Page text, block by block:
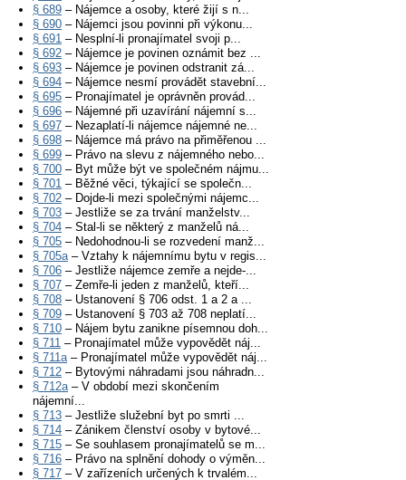
§ 689 – Nájemce a osoby, které žijí s n...
§ 690 – Nájemci jsou povinni při výkonu...
§ 691 – Nesplní-li pronajímatel svoji p...
§ 692 – Nájemce je povinen oznámit bez ...
§ 693 – Nájemce je povinen odstranit zá...
§ 694 – Nájemce nesmí provádět stavební...
§ 695 – Pronajímatel je oprávněn provád...
§ 696 – Nájemné při uzavírání nájemní s...
§ 697 – Nezaplatí-li nájemce nájemné ne...
§ 698 – Nájemce má právo na přiměřenou ...
§ 699 – Právo na slevu z nájemného nebo...
§ 700 – Byt může být ve společném nájmu...
§ 701 – Běžné věci, týkající se společn...
§ 702 – Dojde-li mezi společnými nájemc...
§ 703 – Jestliže se za trvání manželstv...
§ 704 – Stal-li se některý z manželů ná...
§ 705 – Nedohodnou-li se rozvedení manž...
§ 705a– Vztahy k nájemnímu bytu v regis...
§ 706 – Jestliže nájemce zemře a nejde-...
§ 707 – Zemře-li jeden z manželů, kteří...
§ 708 – Ustanovení § 706 odst. 1 a 2 a ...
§ 709 – Ustanovení § 703 až 708 neplatí...
§ 710 – Nájem bytu zanikne písemnou doh...
§ 711 – Pronajímatel může vypovědět náj...
§ 711a– Pronajímatel může vypovědět náj...
§ 712 – Bytovými náhradami jsou náhradn...
§ 712a– V období mezi skončením
nájemní...
§ 713 – Jestliže služební byt po smrti ...
§ 714 – Zánikem členství osoby v bytové...
§ 715 – Se souhlasem pronajímatelů se m...
§ 716 – Právo na splnění dohody o výměn...
§ 717 – V zařízeních určených k trvalém...